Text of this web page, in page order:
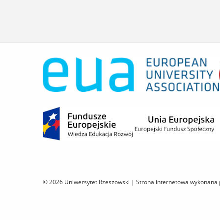
© 2026 Uniwersytet Rzeszowski | Strona internetowa wykonana